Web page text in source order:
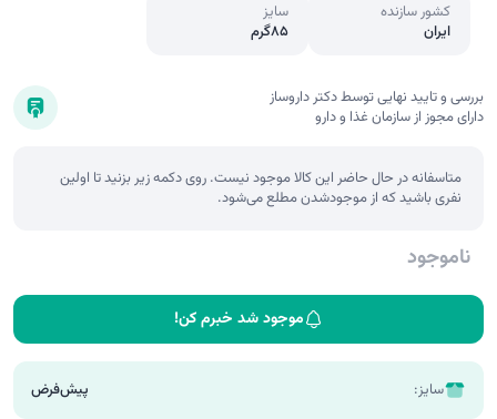
کشور سازنده
ایران
سایز
85گرم
بررسی و تایید نهایی توسط دکتر داروساز
دارای مجوز از سازمان غذا و دارو
متاسفانه در حال حاضر این کالا موجود نیست. روی دکمه زیر بزنید تا اولین
نفری باشید که از موجودشدن مطلع می‌شود.
ناموجود
موجود شد خبرم کن!
سایز: پیش‌فرض